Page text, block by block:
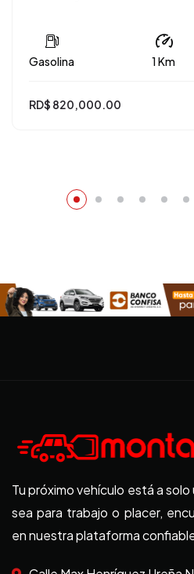
Gasolina 1 Km
RD$ 820,000.00
Tu próximo vehículo está a
sea para trabajo o placer,
en nuestra plataforma